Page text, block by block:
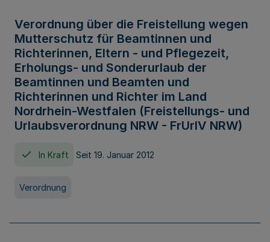
Verordnung über die Freistellung wegen
Mutterschutz für Beamtinnen und
Richterinnen, Eltern - und Pflegezeit,
Erholungs- und Sonderurlaub der
Beamtinnen und Beamten und
Richterinnen und Richter im Land
Nordrhein-Westfalen (Freistellungs- und
Urlaubsverordnung NRW - FrUrlV NRW)
In Kraft Seit 19. Januar 2012
Verordnung